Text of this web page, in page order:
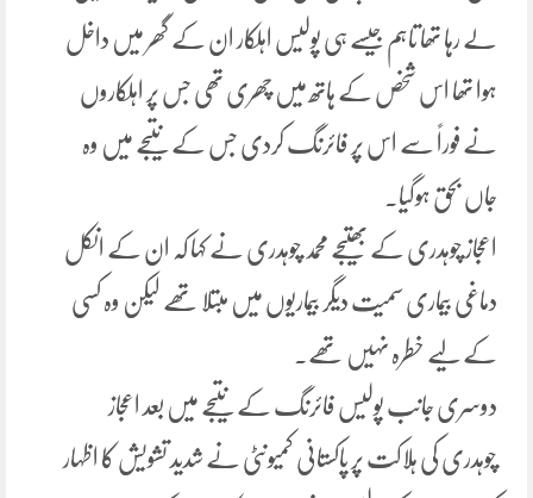
لے رہا تھا تاہم جیسے ہی پولیس اہلکار ان کے گھر میں داخل
ہوا تھا اس شخص کے ہاتھ میں چھری تھی جس پر اہلکاروں
نے فوراً سے اس پر فائرنگ کردی جس کے نتیجے میں وہ
جاں بحق ہوگیا۔
اعجاز چوہدری کے بھتیجے محمد چوہدری نے کہا کہ ان کے انکل
دماغی بیماری سمیت دیگر بیماریوں میں مبتلا تھے لیکن وہ کسی
کے لیے خطرہ نہیں تھے۔
دوسری جانب پولیس فائرنگ کے نتیجے میں بعد اعجاز
چوہدری کی ہلاکت پر پاکستانی کمیونٹی نے شدید تشویش کا اظہار